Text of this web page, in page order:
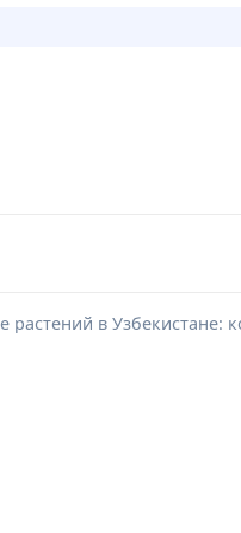
в Узбекистане: